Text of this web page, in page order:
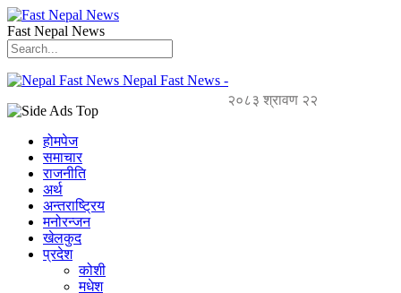
Fast Nepal News
Nepal Fast News -
२०८३ श्रावण २२
होमपेज
समाचार
राजनीति
अर्थ
अन्तराष्ट्रिय
मनोरन्जन
खेलकुद
प्रदेश
कोशी
मधेश